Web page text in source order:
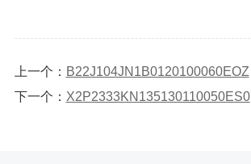
上一个： B22J104JN1B0120100060EOZ
下一个： X2P2333KN135130110050ES0